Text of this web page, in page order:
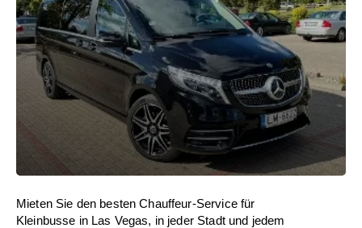
Mieten Sie den besten Chauffeur-Service für
Kleinbusse in Las Vegas, in jeder Stadt und jedem